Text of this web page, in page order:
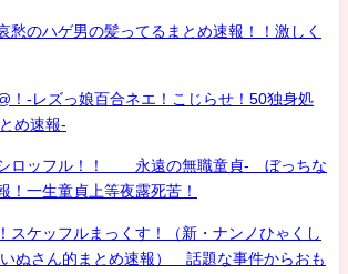
愁のハゲ男の髪ってるまとめ速報！！激しく
！-レズっ娘百合ネエ！こじらせ！50独身処
め速報-
シロッフル！！ 永遠の無職童貞- ぼっちな
！一生童貞上等夜露死苦！
スケッフルまっくす！（新・ナンノひゃくし
ぬさん的まとめ速報） 話題な事件からおも